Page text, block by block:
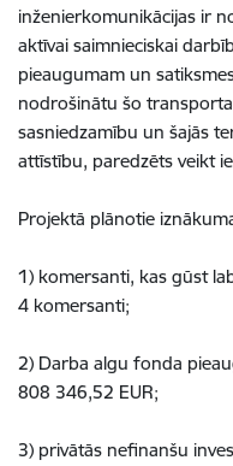
inženierkomunikācijas ir
aktīvai saimnieciskai
pieaugumam un
nodrošinātu šo
sasniedzamību un šajās
attīstību, paredzēts veikt
Projektā plānotie
1) komersanti, kas gūst
4 komersanti;
2) Darba algu fonda
808 346,52 EUR;
3) privātās nefinanšu